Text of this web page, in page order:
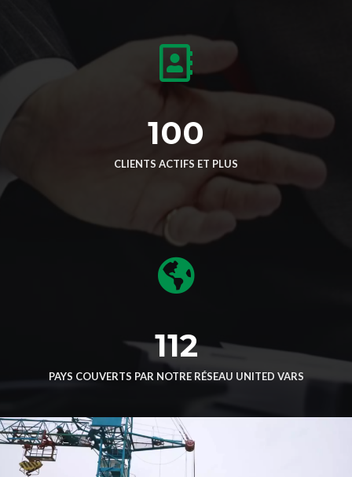
100
CLIENTS ACTIFS ET PLUS
112
PAYS COUVERTS PAR NOTRE RÉSEAU UNITED VARS